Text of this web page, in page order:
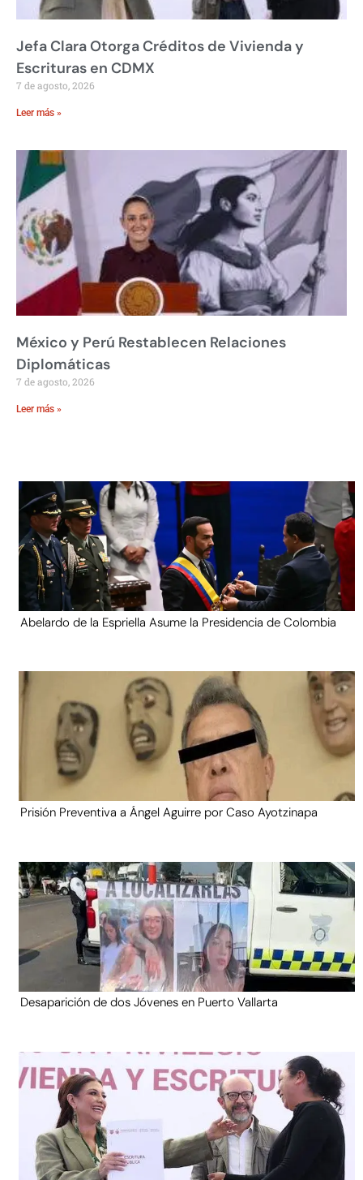
Jefa Clara Otorga Créditos de Vivienda y
Escrituras en CDMX
7 de agosto, 2026
Leer más »
México y Perú Restablecen Relaciones
Diplomáticas
7 de agosto, 2026
Leer más »
Abelardo de la Espriella Asume la Presidencia de Colombia
Prisión Preventiva a Ángel Aguirre por Caso Ayotzinapa
Desaparición de dos Jóvenes en Puerto Vallarta